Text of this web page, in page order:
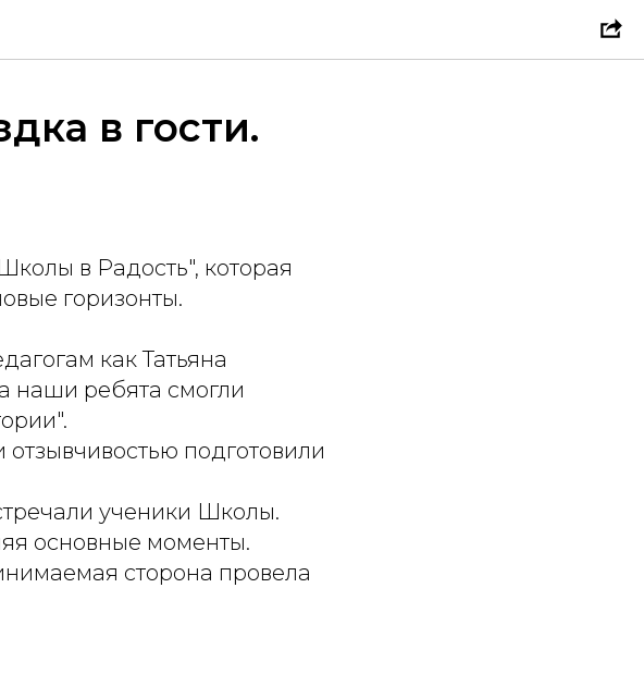
в гости.
в Радость", которая
горизонты.
как Татьяна
наши ребята смогли
подготовили
ученики Школы.
основные моменты.
сторона провела